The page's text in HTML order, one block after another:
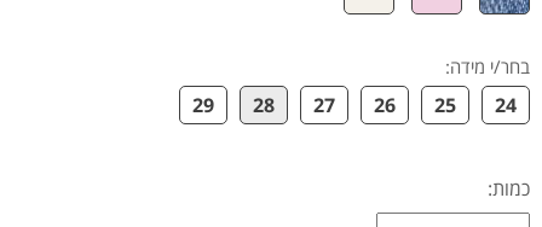
בחר/י מידה:
24
25
26
27
28
29
כמות: